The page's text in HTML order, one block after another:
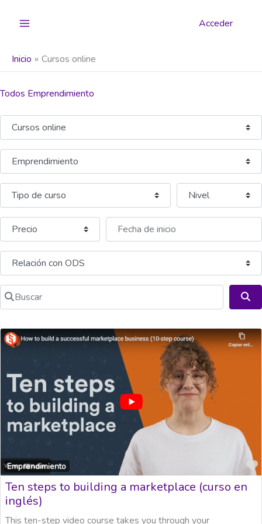
Acceder
Inicio Cursos online
Todos Emprendimiento
Seleccionar el formulario de búsqueda
Categoría
Fecha de inicio
Buscar
Emprendimiento
Ten steps to building a marketplace (curso en
inglés)
This ten-step video course takes you through your